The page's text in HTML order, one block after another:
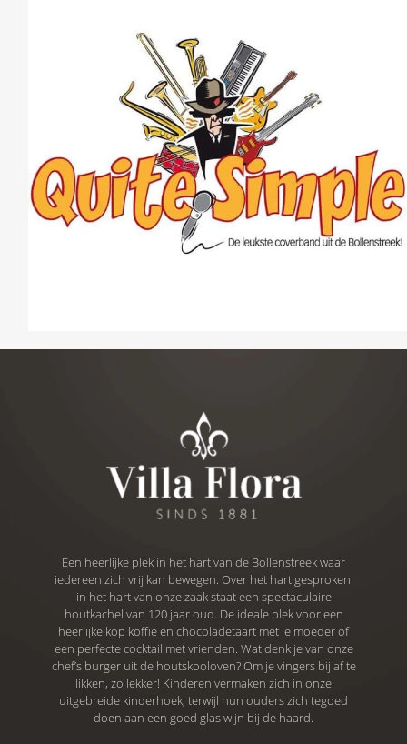
Een heerlijke plek in het hart van de Bollenstreek waar
iedereen zich vrij kan bewegen. Over het hart gesproken:
in het hart van onze zaak staat een spectaculaire
houtkachel van 120 jaar oud. De ideale plek voor een
heerlijke kop koffie en chocoladetaart met je moeder of
een perfecte cocktail met vrienden. Wat denk je van onze
chef’s burger uit de houtskooloven? Om je vingers bij af te
likken, zo lekker! Kinderen vermaken zich in onze
uitgebreide kinderhoek, terwijl hun ouders zich tegoed
doen aan een goed glas wijn bij de haard.